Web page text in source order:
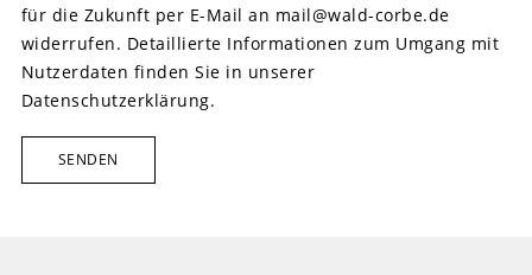
für die Zukunft per E-Mail an mail@wald-corbe.de
widerrufen. Detaillierte Informationen zum Umgang mit
Nutzerdaten finden Sie in unserer
Datenschutzerklärung.
SENDEN